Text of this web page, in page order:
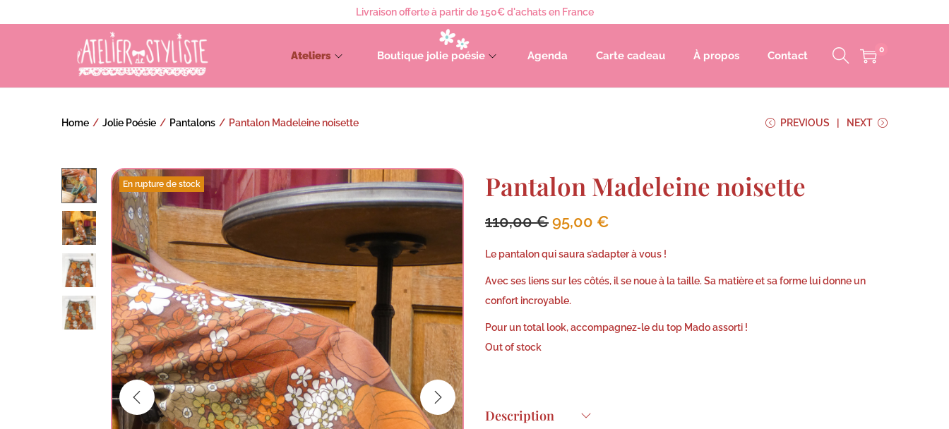
Livraison offerte à partir de 150€ d'achats en France
Ateliers Boutique jolie poésie Agenda Carte cadeau À propos Contact 0
Home / Jolie Poésie / Pantalons / Pantalon Madeleine noisette PREVIOUS NEXT
En rupture de stock Pantalon Madeleine noisette
110,00€95,00 €
Le pantalon qui saura s’adapter à vous !
Avec ses liens sur les côtés, il se noue à la taille. Sa matière et sa forme lui donne un
confort incroyable.
Pour un total look, accompagnez-le du top Mado assorti !
Out of stock
Description